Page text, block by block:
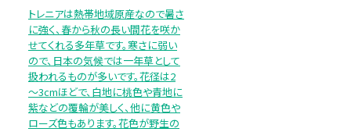
トレニアは熱帯地域原産なので暑さ
に強く、春から秋の長い間花を咲か
せてくれる多年草です。寒さに弱い
ので、日本の気候では一年草として
扱われるものが多いです。花径は2
～3cmほどで、白地に桃色や青地に
紫などの覆輪が美しく、他に黄色や
ローズ色もあります。花色が野生の